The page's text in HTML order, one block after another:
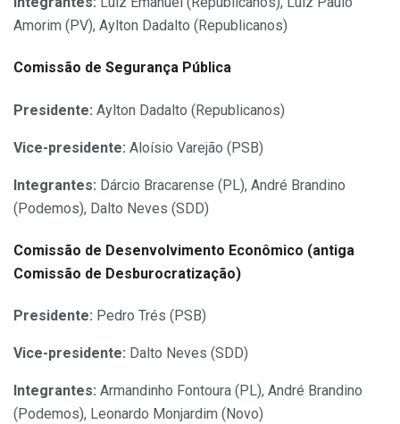
Amorim (PV), Aylton Dadalto (Republicanos)
Comissão de Segurança Pública
Presidente: Aylton Dadalto (Republicanos)
Vice-presidente: Aloísio Varejão (PSB)
Integrantes: Dárcio Bracarense (PL), André Brandino
(Podemos), Dalto Neves (SDD)
Comissão de Desenvolvimento Econômico (antiga
Comissão de Desburocratização)
Presidente: Pedro Trés (PSB)
Vice-presidente: Dalto Neves (SDD)
Integrantes: Armandinho Fontoura (PL), André Brandino
(Podemos), Leonardo Monjardim (Novo)